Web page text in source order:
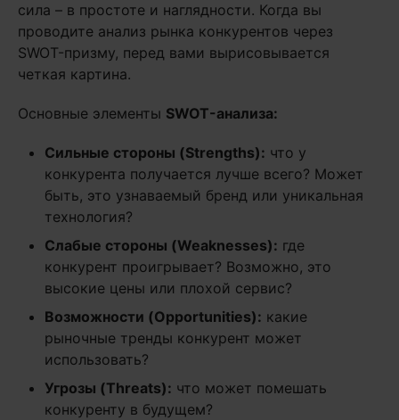
сила – в простоте и наглядности. Когда вы
проводите анализ рынка конкурентов через
SWOT-призму, перед вами вырисовывается
четкая картина.
Основные элементы SWOT-анализа:
Сильные стороны (Strengths): что у
конкурента получается лучше всего? Может
быть, это узнаваемый бренд или уникальная
технология?
Слабые стороны (Weaknesses): где
конкурент проигрывает? Возможно, это
высокие цены или плохой сервис?
Возможности (Opportunities): какие
рыночные тренды конкурент может
использовать?
Угрозы (Threats): что может помешать
конкуренту в будущем?